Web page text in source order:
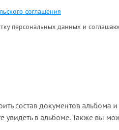
соглашения
персональных данных и
состав документов
увидеть в альбоме. Также вы